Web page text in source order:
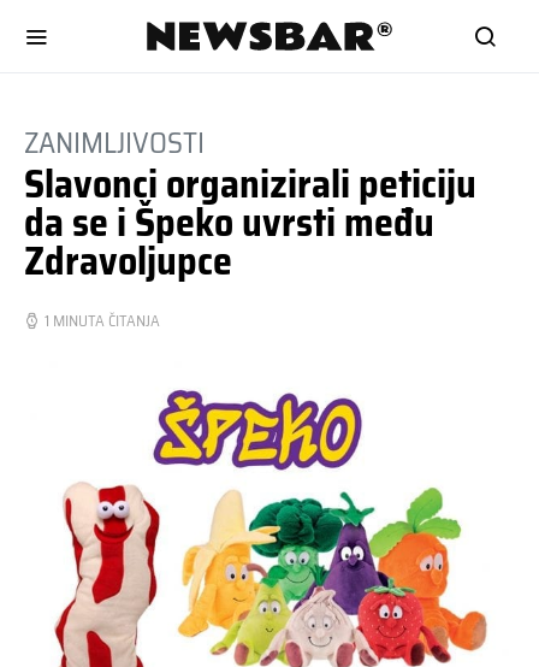
ZANIMLJIVOSTI
Slavonci organizirali peticiju
da se i Špeko uvrsti među
Zdravoljupce
1 MINUTA ČITANJA